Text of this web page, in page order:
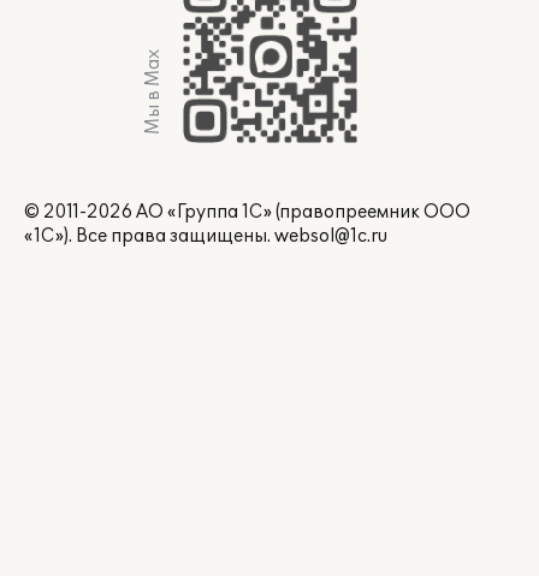
Мы в Max
© 2011-2026 АО «Группа 1С» (правопреемник ООО
«1С»). Все права защищены. websol@1c.ru